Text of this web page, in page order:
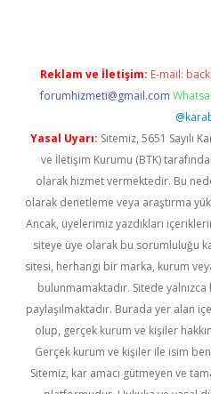
Reklam ve İletişim: E-mail:
forumhizmeti@gmail.com
Yasal Uyarı: Sitemiz, 5651 Sayılı
ve İletişim Kurumu (BTK)
olarak hizmet vermektedir. Bu
olarak denetleme veya araştırma
Ancak, üyelerimiz yazdıkları
siteye üye olarak bu sorumluluğu
sitesi, herhangi bir marka, kurum
bulunmamaktadır. Sitede yalnızca
paylaşılmaktadır. Burada yer alan
olup, gerçek kurum ve kişiler
Gerçek kurum ve kişiler ile isim
Sitemiz, kar amacı gütmeyen ve